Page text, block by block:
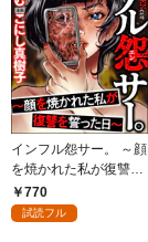
インフル怨サー。 ～顔
を焼かれた私が復讐を
誓った日～ （1）
770
試読フル